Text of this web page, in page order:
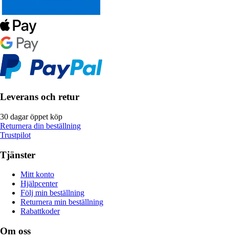
Leverans och retur
30 dagar öppet köp
Returnera din beställning
Trustpilot
Tjänster
Mitt konto
Hjälpcenter
Följ min beställning
Returnera min beställning
Rabattkoder
Om oss